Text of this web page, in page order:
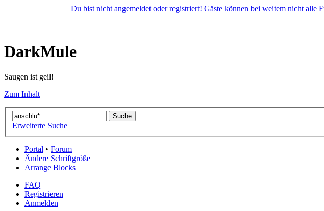
Du bist nicht angemeldet oder registriert! Gäste können bei weitem nicht
DarkMule
Saugen ist geil!
Zum Inhalt
Erweiterte Suche
Portal • Forum
Ändere Schriftgröße
Arrange Blocks
FAQ
Registrieren
Anmelden